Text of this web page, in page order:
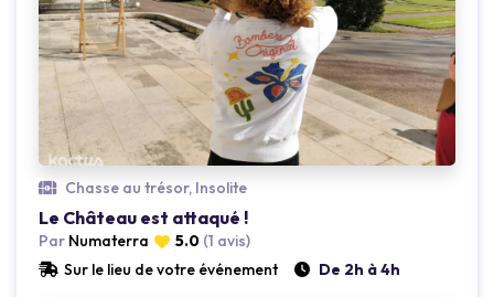
Loading...
Chasse au trésor, Insolite
Le Château est attaqué !
Par Numaterra 5.0 (1 avis)
Sur le lieu de votre événement
De 2h à 4h